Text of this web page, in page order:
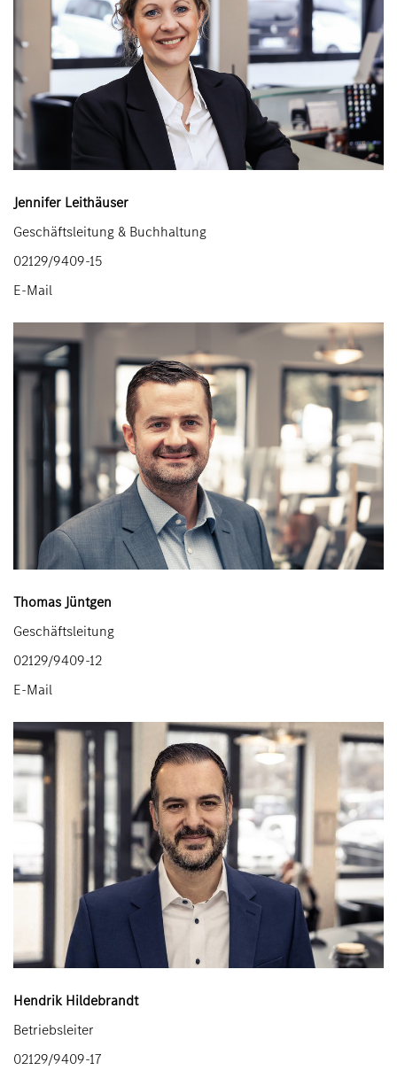
Jennifer Leithäuser
Geschäftsleitung & Buchhaltung
02129/9409-15
E-Mail
Thomas Jüntgen
Geschäftsleitung
02129/9409-12
E-Mail
Hendrik Hildebrandt
Betriebsleiter
02129/9409-17